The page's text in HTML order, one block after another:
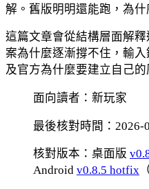
解。舊版明明還能跑，為
這篇文章會從結構層面解釋
案為什麼逐漸撐不住，輸
及官方為什麼要建立自己的
面向讀者：新玩家
最後核對時間：2026-
核對版本：桌面版
Android v0.8.5 hotfix